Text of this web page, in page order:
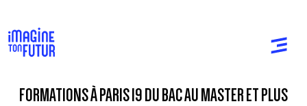
FORMATIONS À PARIS 19 DU BAC AU MASTER ET PLUS